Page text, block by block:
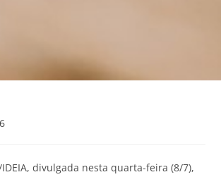
divulgada nesta quarta-feira (8/7),